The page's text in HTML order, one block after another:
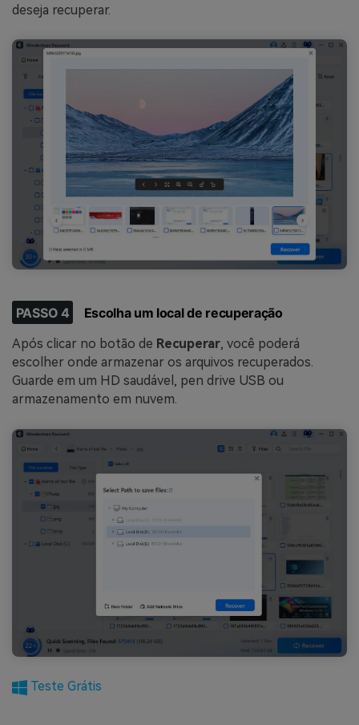
deseja recuperar.
PASSO 4 Escolha um local de recuperação
Após clicar no botão de Recuperar, você poderá
escolher onde armazenar os arquivos recuperados.
Guarde em um HD saudável, pen drive USB ou
armazenamento em nuvem.
Teste Grátis